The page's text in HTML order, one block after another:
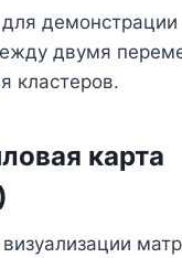
для демонстрации
двумя
кластеров.
карта